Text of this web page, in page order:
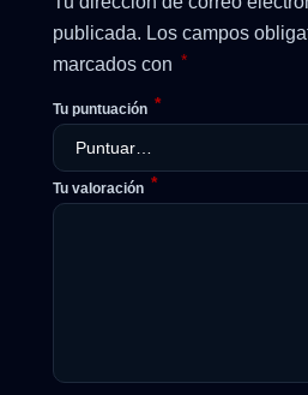
publicada. Los campos
marcados con *
Tu puntuación *
Tu valoración *